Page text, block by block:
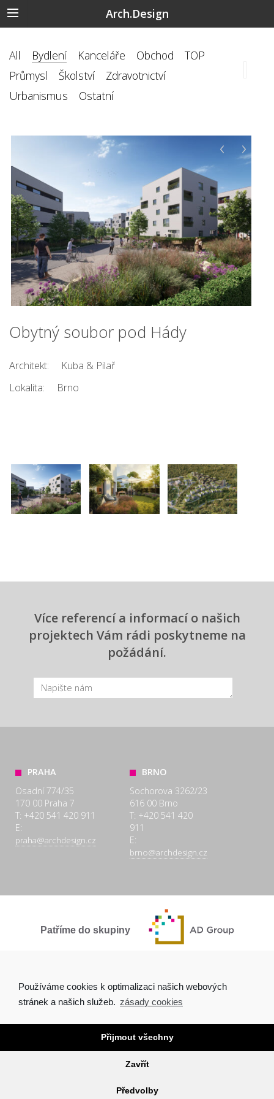
Arch.Design
All Bydlení Kanceláře Obchod
TOP
Průmysl
Školství
Zdravotnictví
Urbanismus
Ostatní
‹ ›
Obytný soubor pod Hády
Architekt:
Kuba & Pilař
Lokalita:
Brno
Více referencí a informací o našich
projektech Vám rádi poskytneme na
požádání.
PRAHA
Osadní 774/35
170 00 Praha 7
T: +420 541 420 911
E:
praha@archdesign.cz
BRNO
Sochorova 3262/23
616 00 Brno
T: +420 541 420
911
E:
brno@archdesign.cz
Patříme do skupiny
Copyright © 2026 Arch.Design, s.r.o. |Ochrana osobních údajů|
Tvorba webových stránek Brno
PROJEKTY KONTAKTY
Používáme cookies k optimalizaci našich webových
stránek a našich služeb. zásady cookies
Přijmout všechny
Zavřít
Předvolby